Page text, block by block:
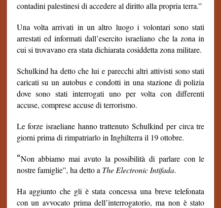
contadini palestinesi di accedere al diritto alla propria terra.”
Una volta arrivati in un altro luogo i volontari sono stati
arrestati ed informati dall’esercito israeliano che la zona in
cui si trovavano era stata dichiarata cosiddetta zona militare.
Schulkind ha detto che lui e parecchi altri attivisti sono stati
caricati su un autobus e condotti in una stazione di polizia
dove sono stati interrogati uno per volta con differenti
accuse, comprese accuse di terrorismo.
Le forze israeliane hanno trattenuto Schulkind per circa tre
giorni prima di rimpatriarlo in Inghilterra il 19 ottobre.
“Non abbiamo mai avuto la possibilità di parlare con le
nostre famiglie”, ha detto a The Electronic Intifada.
Ha aggiunto che gli è stata concessa una breve telefonata
con un avvocato prima dell’interrogatorio, ma non è stato